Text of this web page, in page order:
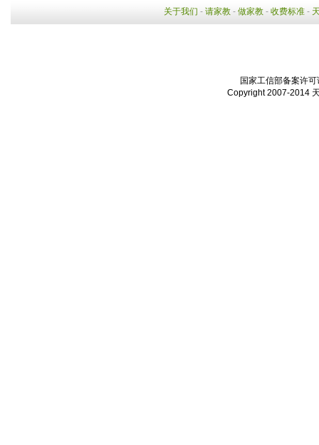
关于我们 - 请家教- 做家教- 收费标准-
国家工信部备案许
Copyright 2007-2014